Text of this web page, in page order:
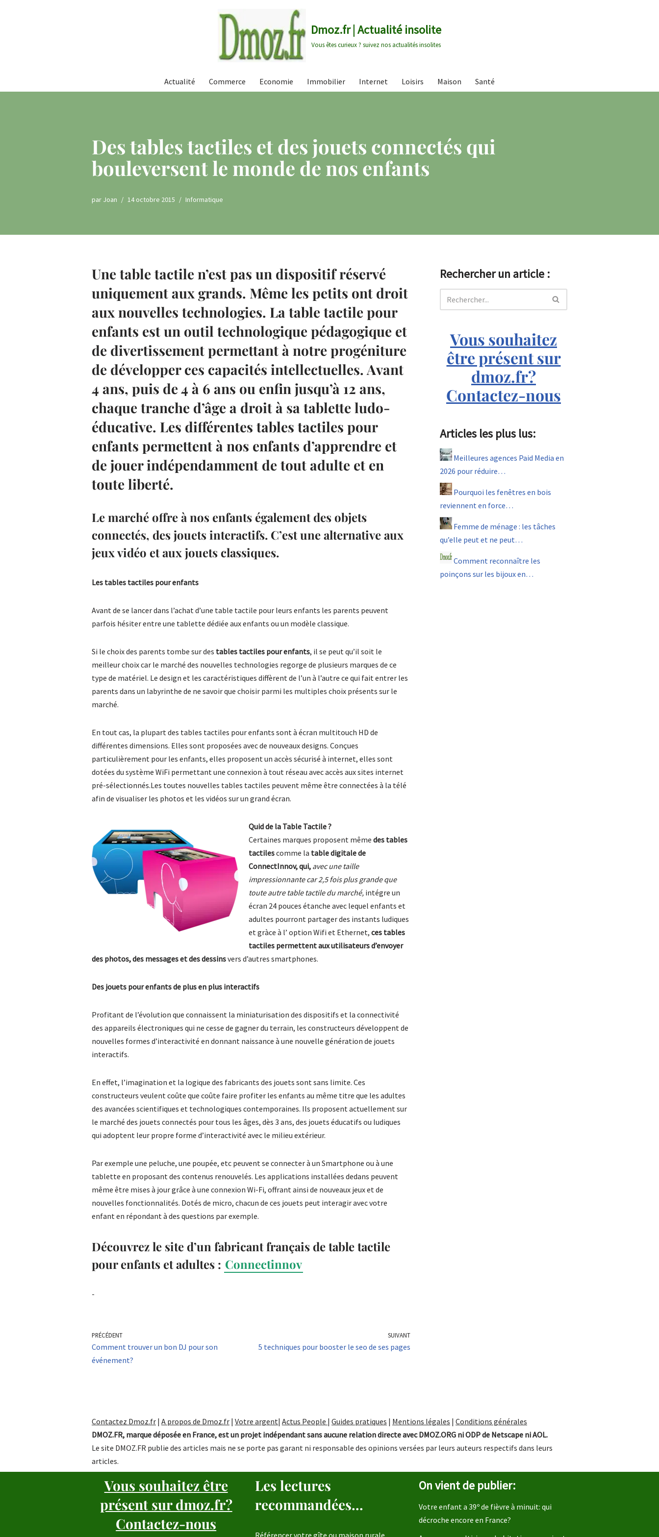
Dmoz.fr | Actualité insolite
Vous êtes curieux ? suivez nos actualités insolites
Actualité Commerce Economie Immobilier Internet Loisirs Maison Santé
Des tables tactiles et des jouets connectés qui
bouleversent le monde de nos enfants
par Joan 14 octobre 2015 Informatique
Une table tactile n’est pas un dispositif réservé
uniquement aux grands. Même les petits ont droit
aux nouvelles technologies. La table tactile pour
enfants est un outil technologique pédagogique et
de divertissement permettant à notre progéniture
de développer ces capacités intellectuelles. Avant
4 ans, puis de 4 à 6 ans ou enfin jusqu’à 12 ans,
chaque tranche d’âge a droit à sa tablette ludo-
éducative. Les différentes tables tactiles pour
enfants permettent à nos enfants d’apprendre et
de jouer indépendamment de tout adulte et en
toute liberté.
Le marché offre à nos enfants également des objets
connectés, des jouets interactifs. C’est une alternative aux
jeux vidéo et aux jouets classiques.
Les tables tactiles pour enfants
Avant de se lancer dans l’achat d’une table tactile pour leurs enfants les parents peuvent
parfois hésiter entre une tablette dédiée aux enfants ou un modèle classique.
Si le choix des parents tombe sur des tables tactiles pour enfants, il se peut qu’il soit le
meilleur choix car le marché des nouvelles technologies regorge de plusieurs marques de ce
type de matériel. Le design et les caractéristiques diffèrent de l’un à l’autre ce qui fait entrer les
parents dans un labyrinthe de ne savoir que choisir parmi les multiples choix présents sur le
marché.
En tout cas, la plupart des tables tactiles pour enfants sont à écran multitouch HD de
différentes dimensions. Elles sont proposées avec de nouveaux designs. Conçues
particulièrement pour les enfants, elles proposent un accès sécurisé à internet, elles sont
dotées du système WiFi permettant une connexion à tout réseau avec accès aux sites internet
pré-sélectionnés.Les toutes nouvelles tables tactiles peuvent même être connectées à la télé
afin de visualiser les photos et les vidéos sur un grand écran.
Quid de la Table Tactile ?
Certaines marques proposent même des tables
tactilescomme la table digitale de
ConnectInnov, qui, avec une taille
impressionnante car 2,5 fois plus grande que
toute autre table tactile du marché, intégre un
écran 24 pouces étanche avec lequel enfants et
adultes pourront partager des instants ludiques
et gràce à l’ option Wifi et Ethernet, ces tables
tactiles permettent aux utilisateurs d’envoyer
des photos, des messages et des dessinsvers d’autres smartphones.
Des jouets pour enfants de plus en plus interactifs
Profitant de l’évolution que connaissent la miniaturisation des dispositifs et la connectivité
des appareils électroniques qui ne cesse de gagner du terrain, les constructeurs développent de
nouvelles formes d’interactivité en donnant naissance à une nouvelle génération de jouets
interactifs.
En effet, l’imagination et la logique des fabricants des jouets sont sans limite. Ces
constructeurs veulent coûte que coûte faire profiter les enfants au même titre que les adultes
des avancées scientifiques et technologiques contemporaines. Ils proposent actuellement sur
le marché des jouets connectés pour tous les âges, dès 3 ans, des jouets éducatifs ou ludiques
qui adoptent leur propre forme d’interactivité avec le milieu extérieur.
Par exemple une peluche, une poupée, etc peuvent se connecter à un Smartphone ou à une
tablette en proposant des contenus renouvelés. Les applications installées dedans peuvent
même être mises à jour grâce à une connexion Wi-Fi, offrant ainsi de nouveaux jeux et de
nouvelles fonctionnalités. Dotés de micro, chacun de ces jouets peut interagir avec votre
enfant en répondant à des questions par exemple.
Découvrez le site d’un fabricant français de table tactile
pour enfants et adultes : Connectinnov
-
PRÉCÉDENT
Comment trouver un bon DJ pour son
événement?
SUIVANT
5 techniques pour booster le seo de ses pages
Rechercher un article :
Vous souhaitez
être présent sur
dmoz.fr?
Contactez-nous
Articles les plus lus:
Meilleures agences Paid Media en
2026 pour réduire…
Pourquoi les fenêtres en bois
reviennent en force…
Femme de ménage : les tâches
qu’elle peut et ne peut…
Comment reconnaître les
poinçons sur les bijoux en…
Contactez Dmoz.fr | A propos de Dmoz.fr | Votre argent| Actus People | Guides pratiques | Mentions légales | Conditions générales
DMOZ.FR, marque déposée en France, est un projet indépendant sans aucune relation directe avec DMOZ.ORG ni ODP de Netscape ni AOL.
Le site DMOZ.FR publie des articles mais ne se porte pas garant ni responsable des opinions versées par leurs auteurs respectifs dans leurs
articles.
Vous souhaitez être
présent sur dmoz.fr?
Contactez-nous
Les lectures
recommandées...
Référencer votre gîte ou maison rurale
On vient de publier:
Votre enfant a 39º de fièvre à minuit: qui
décroche encore en France?